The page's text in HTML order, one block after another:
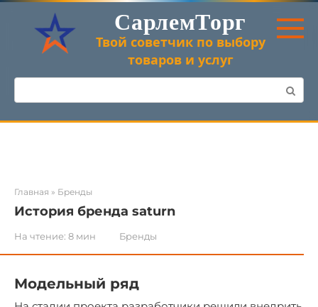
Перейти
контенту
СарлемТорг
Твой советчик по выбору
товаров и услуг
Поиск:
Главная » Бренды
История бренда saturn
На чтение: 8 мин Бренды
Модельный ряд